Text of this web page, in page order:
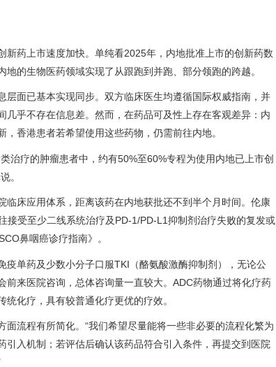
药上市速度加快。单纯看2025年，内地批准上市的创新药数
的生物医药领域实现了从跟跑到并跑、部分领跑的跨越。
面已基本实现同步。双方临床医生均遵循国际权威指南，并
乎不存在信息差。然而，在药品可及性上存在客观差异：内
香港患者若希望使用这些药物，仍需前往内地。
治疗的肿瘤患者中，约有50%至60%专程为使用内地已上市创
。
床应用体系，距离该药在内地获批还不到半个月时间。伦康
受至少二线系统治疗及PD-1/PD-L1抑制剂治疗失败的复发或
鼻咽癌诊疗指南》。
单药及少数小分子口服TKI（酪氨酸激酶抑制剂），无论公
来医院咨询，总体咨询量一直较大。ADC药物通过将化疗药
化疗，具有较普通化疗更优的疗效。
流程有所简化。“我们希望尽量能将一些非必要的流程化繁为
入机制；若评估后确认该药品符合引入条件，再提交到医院